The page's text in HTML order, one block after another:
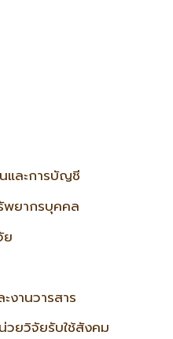
และการบัญชี
พยากรบุคคล
ย
งานวารสาร
วยวิจัยรับใช้สังคม